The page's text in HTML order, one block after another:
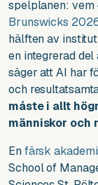
spelplanen: vem
Brunswicks
hälften av
en integrerad
säger att AI har
och
måste i allt
människor och
Enfärsk
School of